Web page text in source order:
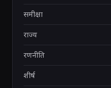
समीक्षा
राज्य
रणनीति
शीर्ष